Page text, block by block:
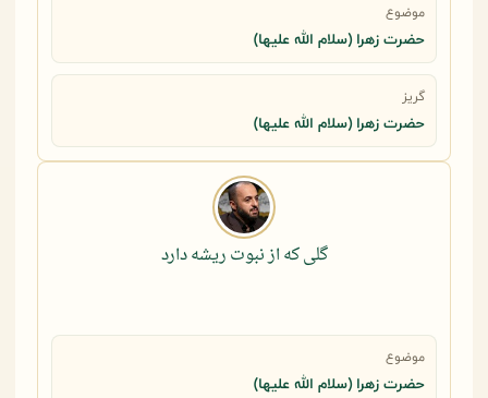
موضوع
حضرت زهرا (سلام الله علیها)
گریز
حضرت زهرا (سلام الله علیها)
گلی که از نبوت ریشه دارد
موضوع
حضرت زهرا (سلام الله علیها)